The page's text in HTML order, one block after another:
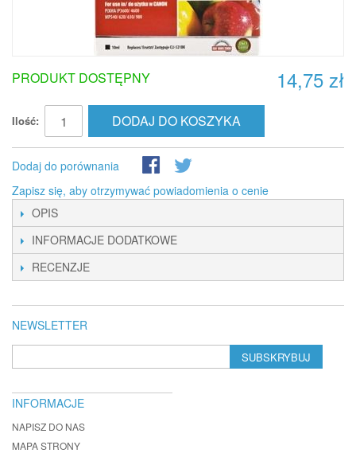
14,75 zł
PRODUKT DOSTĘPNY
Ilość: DODAJ DO KOSZYKA
Dodaj do porównania
Zapisz się, aby otrzymywać powiadomienia o cenie
OPIS
INFORMACJE DODATKOWE
RECENZJE
NEWSLETTER
SUBSKRYBUJ
INFORMACJE
NAPISZ DO NAS
MAPA STRONY